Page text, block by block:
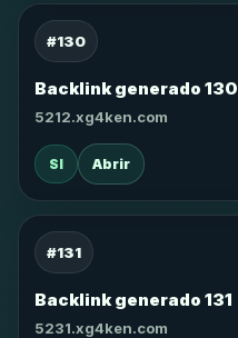
#130
Backlink generado 130
5212.xg4ken.com
SI Abrir
#131
Backlink generado 131
5231.xg4ken.com